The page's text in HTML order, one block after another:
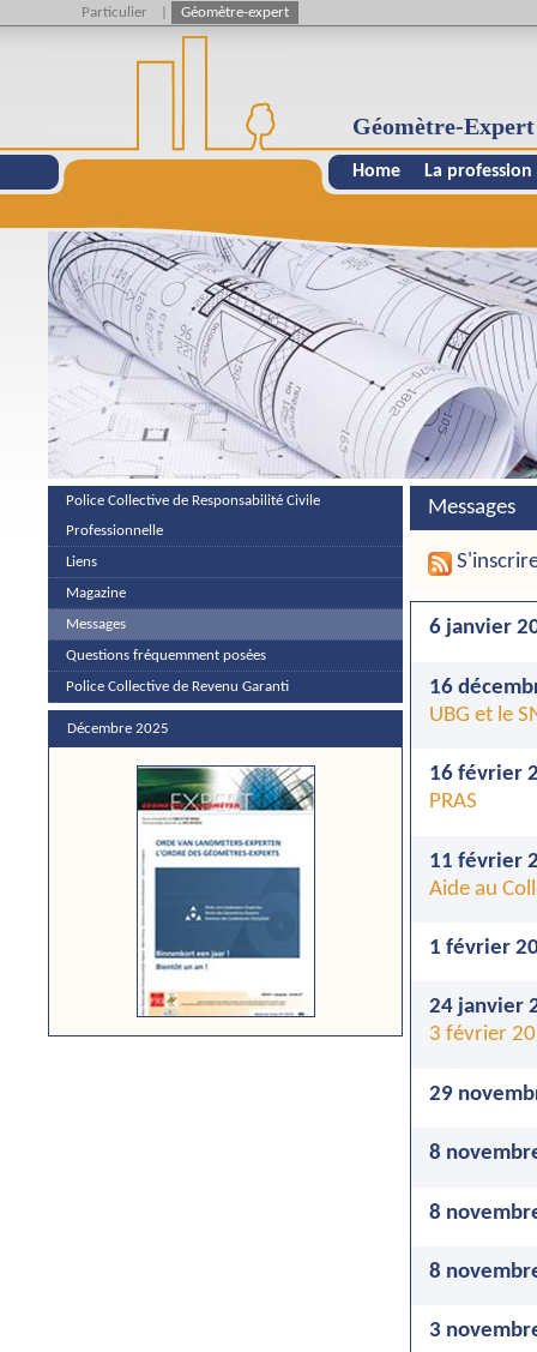
Géomètre-Expert
Home La profession
Police Collective de Responsabilité Civile
Professionnelle
Liens
Magazine
Messages
Questions fréquemment posées
Police Collective de Revenu Garanti
Décembre 2025
Messages
6 janvier
16
UBG et le
16 février
PRAS
11 février
Aide au
1 février
24 janvier
3 février
29
8
8
8
3
Particulier Géomètre-expert